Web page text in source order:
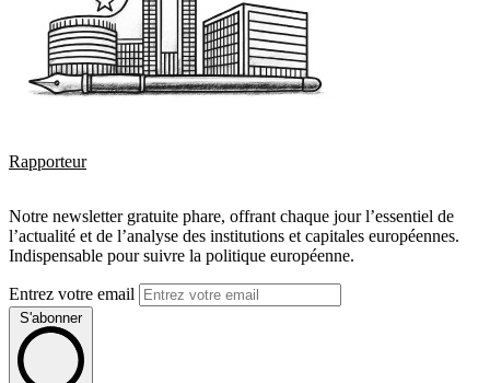
Rapporteur
Notre newsletter gratuite phare, offrant chaque jour l’essentiel de
l’actualité et de l’analyse des institutions et capitales européennes.
Indispensable pour suivre la politique européenne.
Entrez votre email
S'abonner